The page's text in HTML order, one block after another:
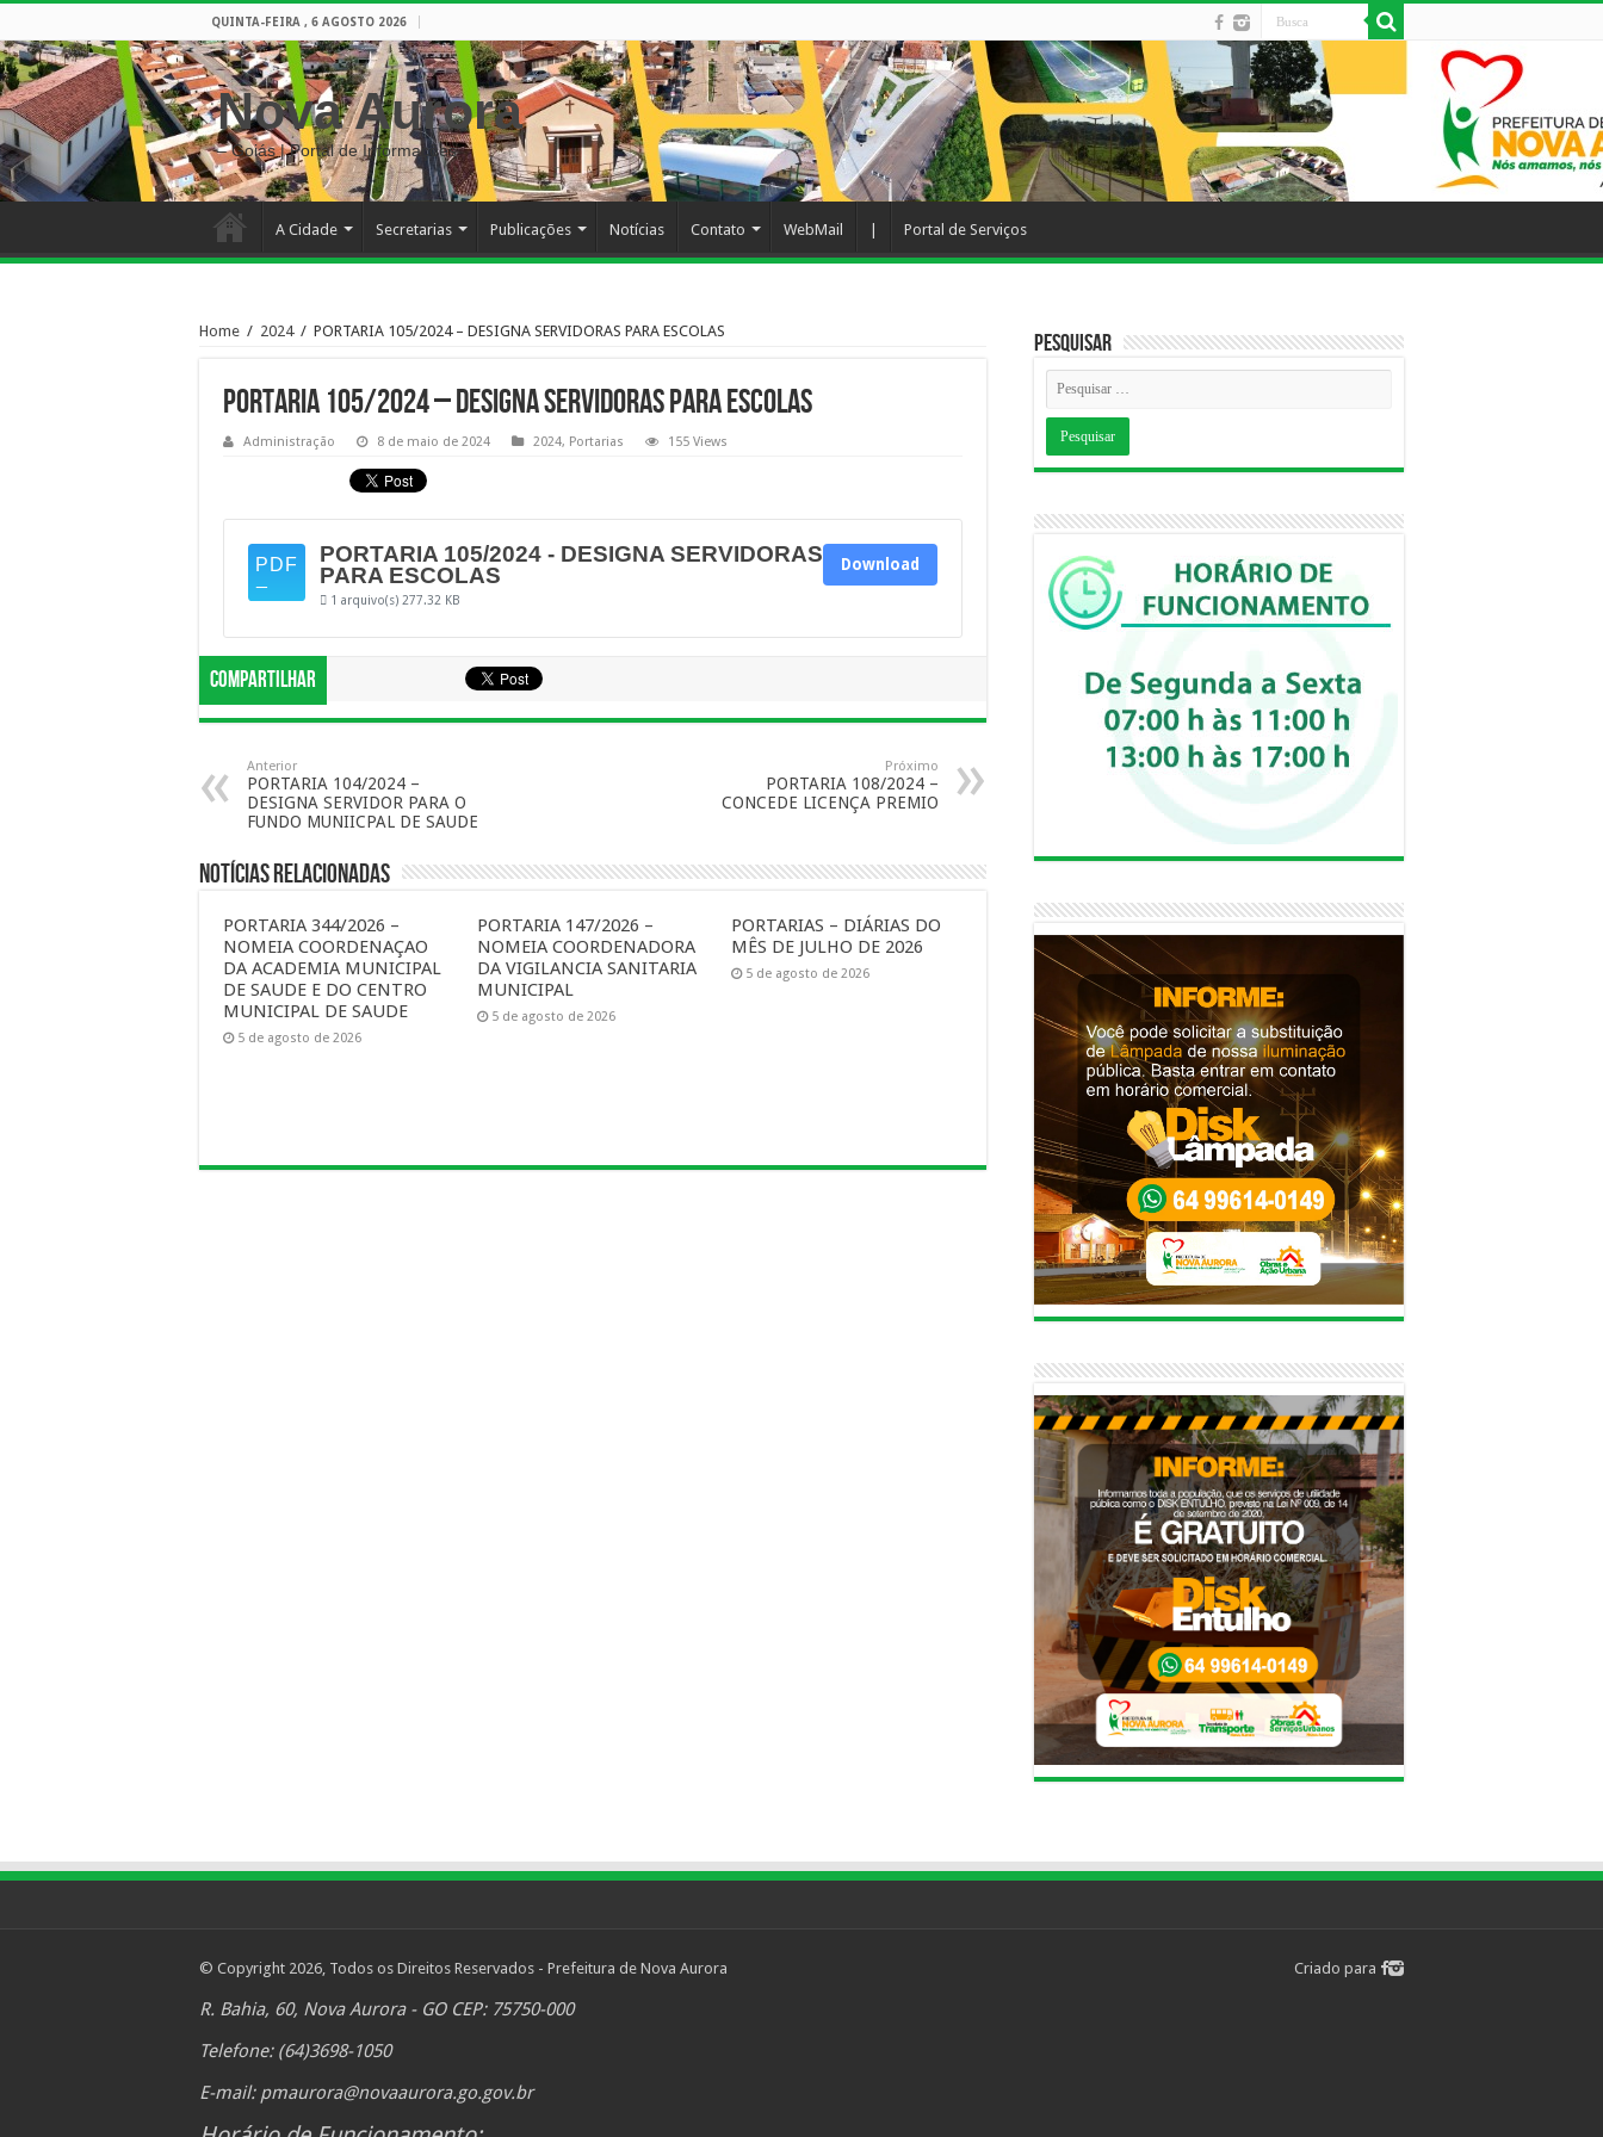
QUINTA-FEIRA , 6 AGOSTO 2026
Nova Aurora
– Goiás | Portal de Informações
A Cidade Secretarias Publicações Notícias Contato WebMail Portal de Serviços
Home / 2024 / PORTARIA 105/2024 – DESIGNA SERVIDORAS PARA ESCOLAS
PORTARIA 105/2024 – DESIGNA SERVIDORAS PARA ESCOLAS
Administração 8 de maio de 2024 2024, Portarias 155 Views
PORTARIA 105/2024 - DESIGNA SERVIDORAS
PARA ESCOLAS
1 arquivo(s) 277.32 KB
Download
Compartilhar
Anterior
PORTARIA 104/2024 –
DESIGNA SERVIDOR PARA O
FUNDO MUNIICPAL DE SAUDE
Próximo
PORTARIA 108/2024 –
CONCEDE LICENÇA PREMIO
Notícias Relacionadas
PORTARIA 344/2026 –
NOMEIA COORDENAÇAO
DA ACADEMIA MUNICIPAL
DE SAUDE E DO CENTRO
MUNICIPAL DE SAUDE
5 de agosto de 2026
PORTARIA 147/2026 –
NOMEIA COORDENADORA
DA VIGILANCIA SANITARIA
MUNICIPAL
5 de agosto de 2026
PORTARIAS – DIÁRIAS DO
MÊS DE JULHO DE 2026
5 de agosto de 2026
Pesquisar
Criado para
© Copyright 2026, Todos os Direitos Reservados - Prefeitura de Nova Aurora
R. Bahia, 60, Nova Aurora - GO CEP: 75750-000
Telefone: (64)3698-1050
E-mail: pmaurora@novaaurora.go.gov.br